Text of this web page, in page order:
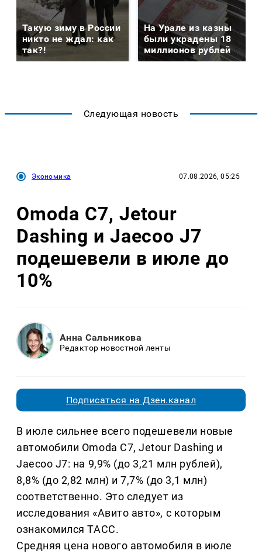
Такую зиму в России
никто не ждал: как
так?!
На Урале из казны
были украдены 18
миллионов рублей
Следующая новость
Экономика 07.08.2026, 05:25
Omoda C7, Jetour
Dashing и Jaecoo J7
подешевели в июле до
10%
Анна Сальникова
Редактор новостной ленты
Подписаться на Дзен.канал
В июле сильнее всего подешевели новые
автомобили Omoda C7, Jetour Dashing и
Jaecoo J7: на 9,9% (до 3,21 млн рублей),
8,8% (до 2,82 млн) и 7,7% (до 3,1 млн)
соответственно. Это следует из
исследования «Авито авто», с которым
ознакомился ТАСС.
Средняя цена нового автомобиля в июле